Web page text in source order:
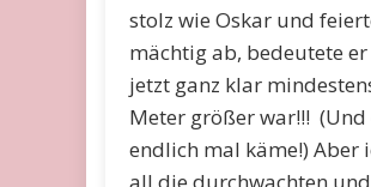
stolz wie Oskar und
mächtig ab, bedeutete
jetzt ganz klar
Meter größer war!!! (Und
endlich mal käme!) Aber
all die durchwachten